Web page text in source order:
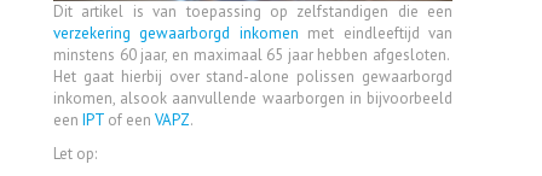
Dit artikel is van toepassing op zelfstandigen die een
verzekering gewaarborgd inkomen met eindleeftijd van
minstens 60 jaar, en maximaal 65 jaar hebben afgesloten.
Het gaat hierbij over stand-alone polissen gewaarborgd
inkomen, alsook aanvullende waarborgen in bijvoorbeeld
een IPT of een VAPZ.
Let op: